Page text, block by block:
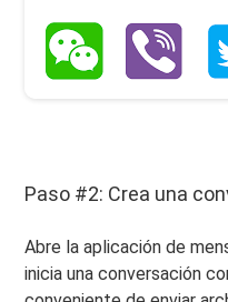
Paso #2: Crea una
Abre la aplicación de
inicia una conversación